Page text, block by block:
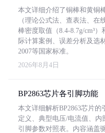
本文详细介绍了铜棒和黄铜
（理论公式法、查表法、在
棒密度取值（8.4-8.7g/cm³
际计算案例、误差分析及选
2007等国家标准。
2026年8月4日
BP2863芯片各引脚功能
本文详细解析BP2863芯片
定义、典型电压/电流值、
引脚参数对照表。内容涵盖